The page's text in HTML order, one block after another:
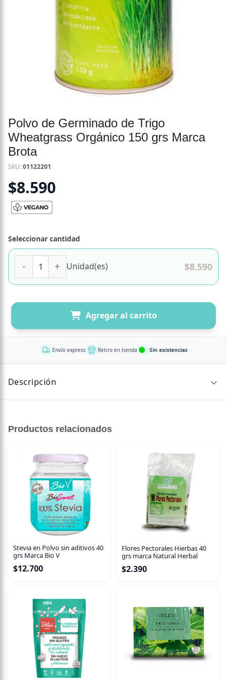
Polvo de Germinado de Trigo
Wheatgrass Orgánico 150 grs Marca
Brota
SKU:01122201
$8.590
Seleccionar cantidad
Unidad(es) $8.590
Agregar al carrito
Envío express Retiro en tienda Sin existencias
Descripción
Productos relacionados
Stevia en Polvo sin aditivos 40
grs Marca Bio V
$12.700
Flores Pectorales Hierbas 40
grs marca Natural Herbal
$2.390